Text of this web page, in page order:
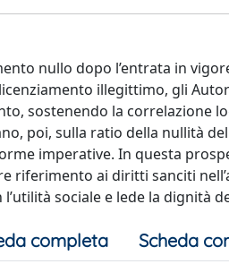
nullo dopo l’entrata in
illegittimo, gli
sostenendo la correlazione
poi, sulla ratio della nullità
imperative. In questa
riferimento ai diritti sanciti
sociale e lede la dignità
completa Scheda